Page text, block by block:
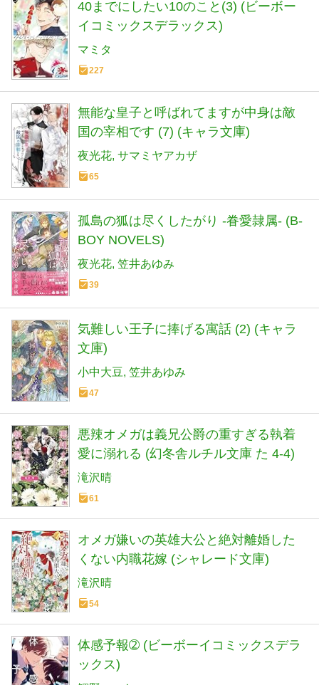
40までにしたい10のこと(3) (ビーボー
イコミックスデラックス)
マミタ
227
無能な皇子と呼ばれてますが中身は敵
国の宰相です (7) (キャラ文庫)
夜光花 サマミヤアカザ
65
孤島の狐は尽くしたがり -眷愛隷属- (B-
BOY NOVELS)
夜光花 笠井あゆみ
39
気難しい王子に捧げる寓話 (2) (キャラ
文庫)
小中大豆 笠井あゆみ
47
悪辣オメガは義兄公爵の重すぎる執着
愛に溺れる (幻冬舎ルチル文庫 た 4-4)
滝沢晴
61
オメガ嫌いの英雄大公と絶対離婚した
くない内職花嫁 (シャレード文庫)
滝沢晴
54
体感予報➁ (ビーボーイコミックスデラ
ックス)